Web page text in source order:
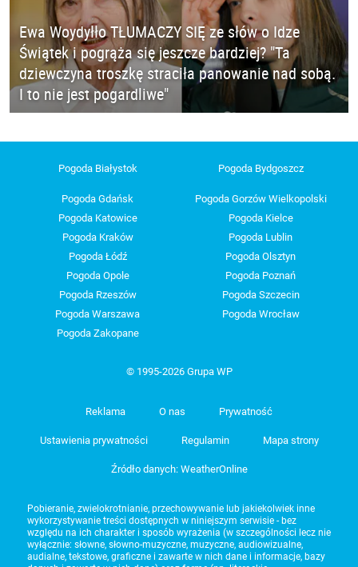
Ewa Woydyłło TŁUMACZY SIĘ ze słów o Idze
Świątek i pogrąża się jeszcze bardziej? "Ta
dziewczyna troszkę straciła panowanie nad sobą.
I to nie jest pogardliwe"
Pogoda Białystok Pogoda Bydgoszcz
Pogoda Gdańsk
Pogoda Gorzów Wielkopolski
Pogoda Katowice
Pogoda Kielce
Pogoda Kraków
Pogoda Lublin
Pogoda Łódź
Pogoda Olsztyn
Pogoda Opole
Pogoda Poznań
Pogoda Rzeszów
Pogoda Szczecin
Pogoda Warszawa
Pogoda Wrocław
Pogoda Zakopane
© 1995-2026 Grupa WP
Reklama O nas Prywatność
Ustawienia prywatności Regulamin Mapa strony
Źródło danych: WeatherOnline
Pobieranie, zwielokrotnianie, przechowywanie lub jakiekolwiek inne
wykorzystywanie treści dostępnych w niniejszym serwisie - bez
względu na ich charakter i sposób wyrażenia (w szczególności lecz nie
wyłącznie: słowne, słowno-muzyczne, muzyczne, audiowizualne,
audialne, tekstowe, graficzne i zawarte w nich dane i informacje, bazy